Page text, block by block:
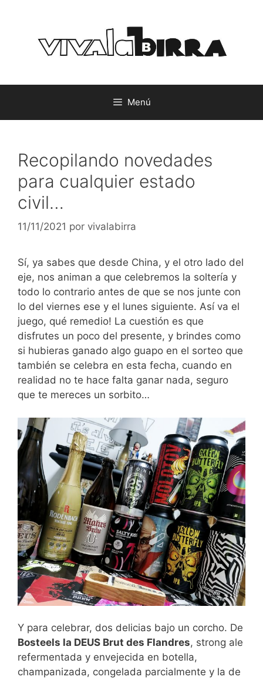
contenido
Menú
Recopilando novedades
para cualquier estado
civil…
11/11/2021 por vivalabirra
Sí, ya sabes que desde China, y el otro lado del
eje, nos animan a que celebremos la soltería y
todo lo contrario antes de que se nos junte con
lo del viernes ese y el lunes siguiente. Así va el
juego, qué remedio! La cuestión es que
disfrutes un poco del presente, y brindes como
si hubieras ganado algo guapo en el sorteo que
también se celebra en esta fecha, cuando en
realidad no te hace falta ganar nada, seguro
que te mereces un sorbito…
Y para celebrar, dos delicias bajo un corcho. De
Bosteels la DEUS Brut des Flandres, strong ale
refermentada y envejecida en botella,
champanizada, congelada parcialmente y la de